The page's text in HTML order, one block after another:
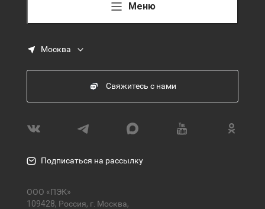
Меню
Москва
Свяжитесь с нами
Подписаться на рассылку
ООО «ПЭК»
109428, Россия, г. Москва,